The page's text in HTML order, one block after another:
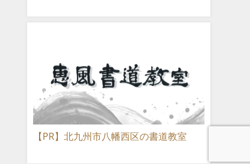
【PR】北九州市八幡西区の書道教室